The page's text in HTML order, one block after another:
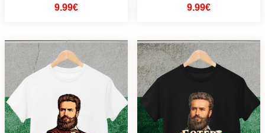
9.99€ 9.99€